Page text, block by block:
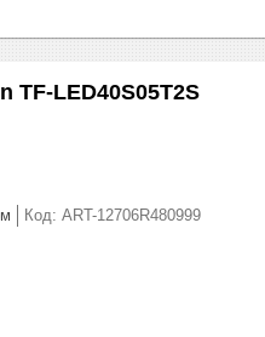
TF-LED40S05T2S
Код: ART-12706R480999